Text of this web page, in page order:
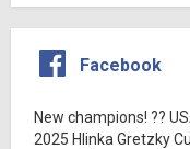
Facebook
New champions! ??
2025 Hlinka Gretzky